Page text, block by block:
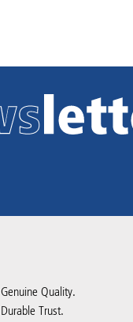
Genuine Quality.
Durable Trust.